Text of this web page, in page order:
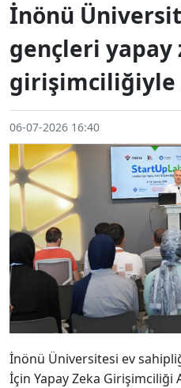
İnönü
gençleri yapay
06-07-2026 16:40
İnönü Üniversitesi ev
İçin Yapay Zeka Girişimciliği